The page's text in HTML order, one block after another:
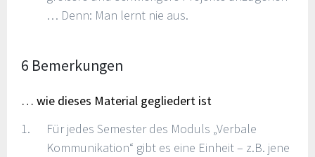
… Denn: Man lernt nie aus.
6 Bemerkungen
… wie dieses Material gegliedert ist
Für jedes Semester des Moduls „Verbale
Kommunikation“ gibt es eine Einheit – z.B. jene